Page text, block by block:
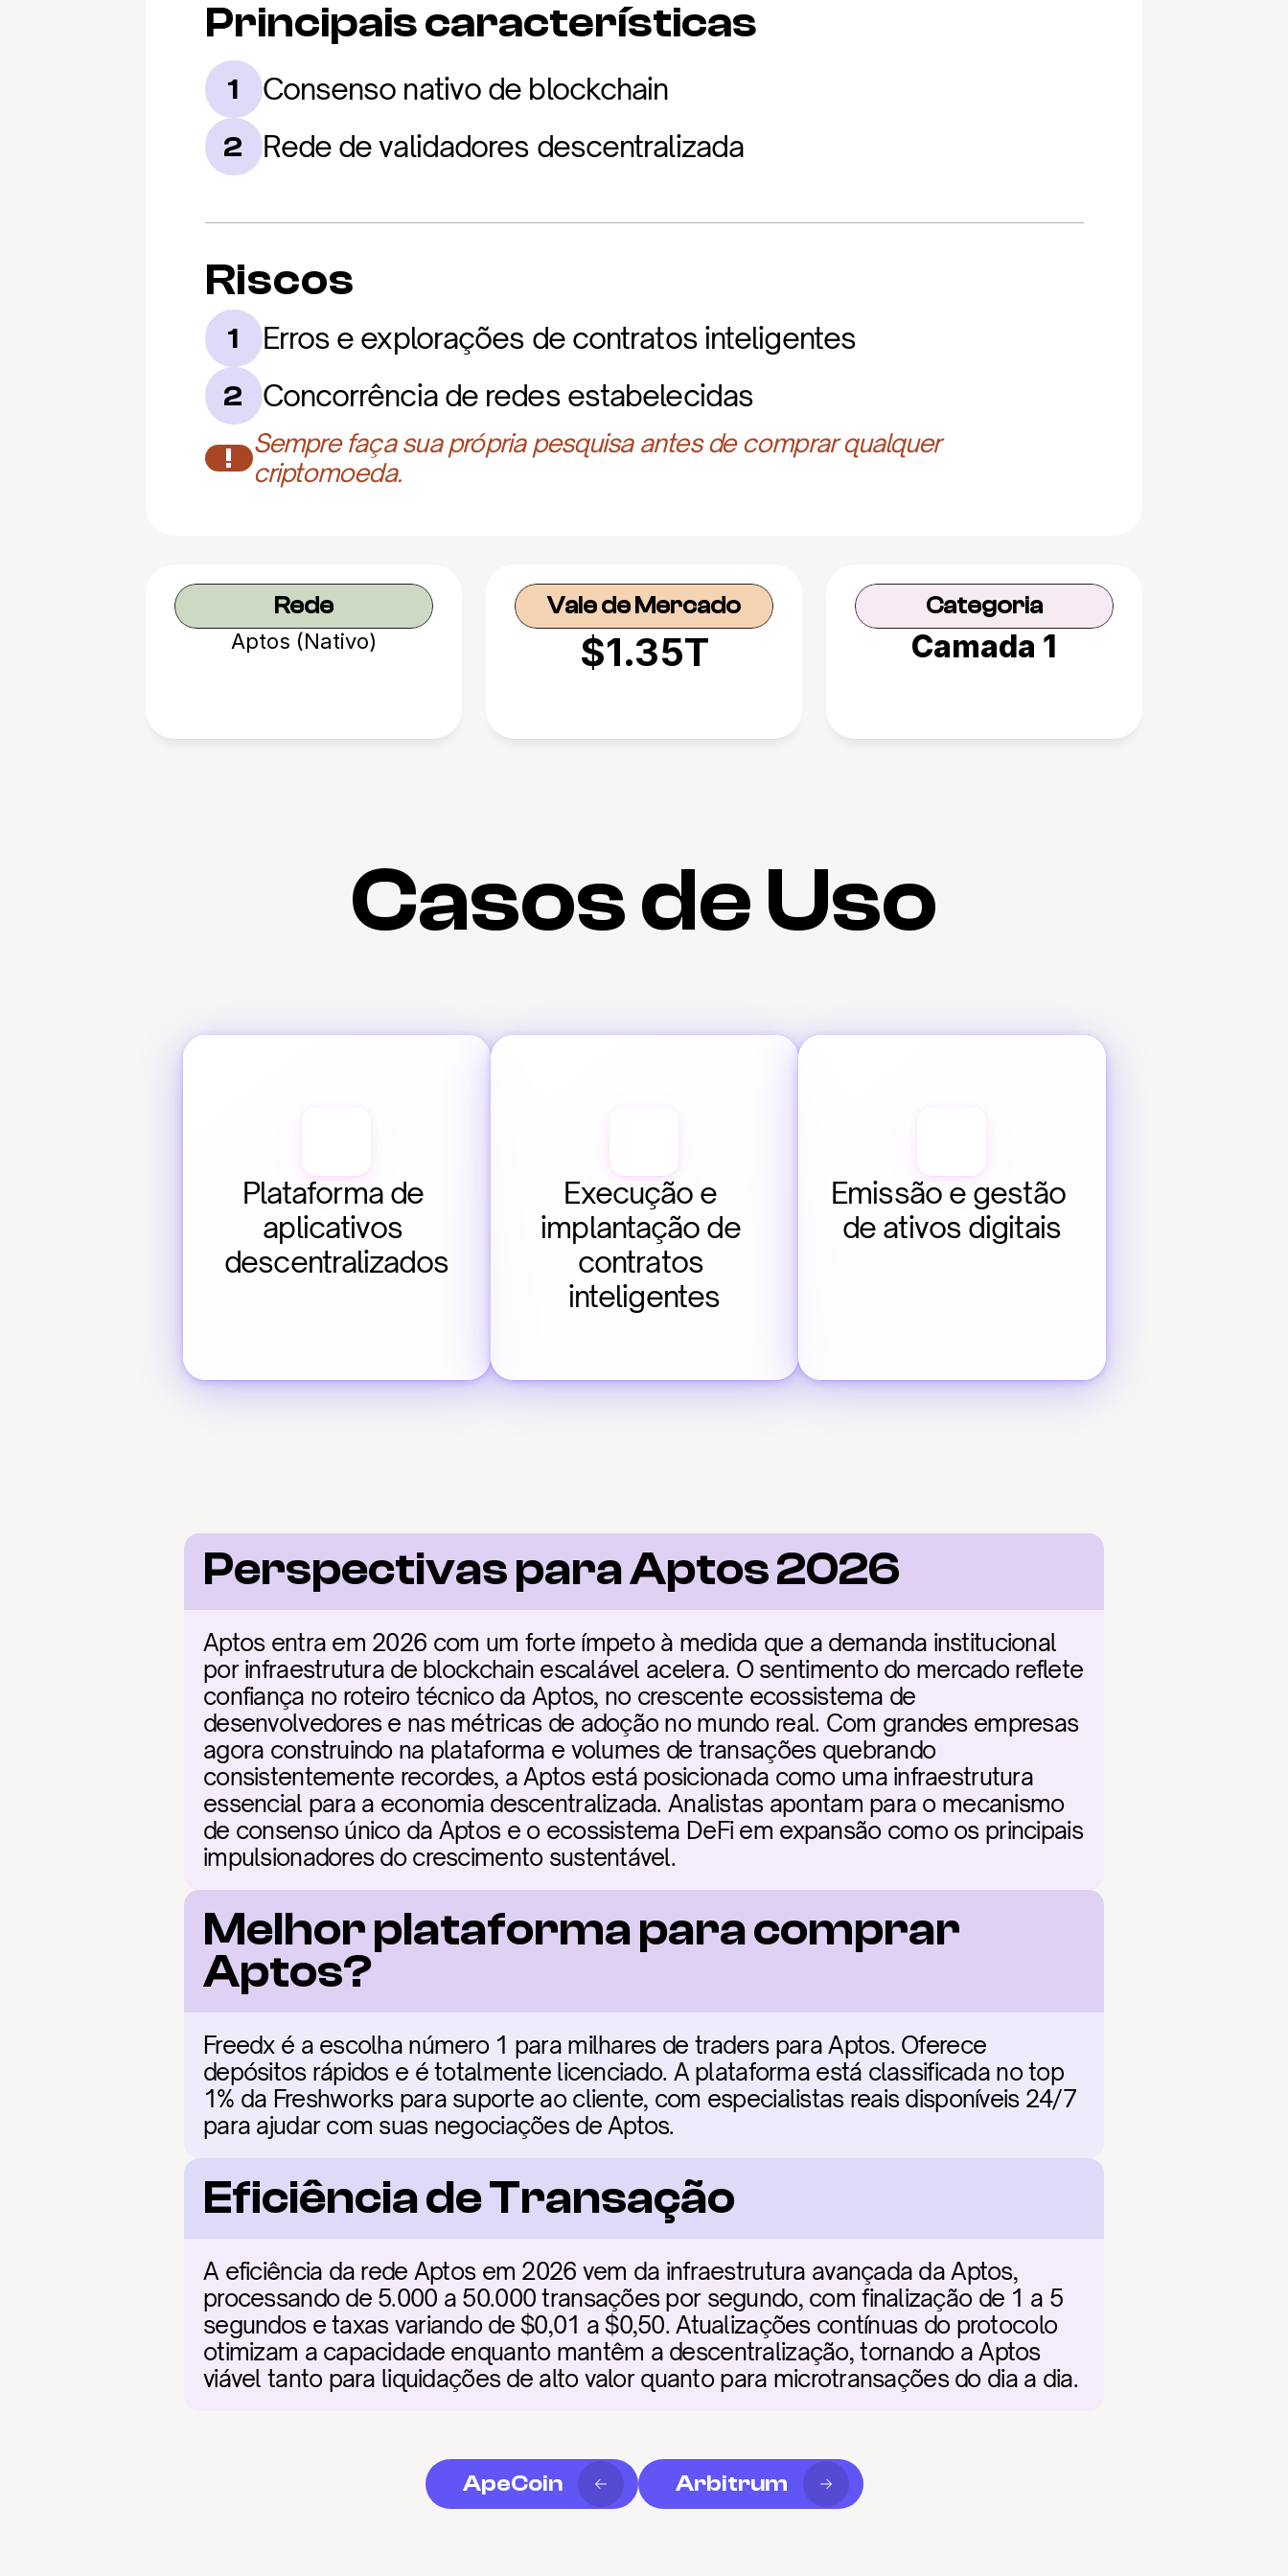
Principais características
1 Consenso nativo de blockchain
2 Rede de validadores descentralizada
Riscos
1 Erros e explorações de contratos inteligentes
2 Concorrência de redes estabelecidas
!
Sempre faça sua própria pesquisa antes de comprar qualquer
criptomoeda.
Rede
Aptos (Nativo)
Vale de Mercado
$1.35T
Categoria
Camada 1
Casos de Uso
Plataforma de
aplicativos
descentralizados
Execução e
implantação de
contratos
inteligentes
Emissão e gestão
de ativos digitais
Perspectivas para Aptos 2026
Aptos entra em 2026 com um forte ímpeto à medida que a demanda institucional
por infraestrutura de blockchain escalável acelera. O sentimento do mercado reflete
confiança no roteiro técnico da Aptos, no crescente ecossistema de
desenvolvedores e nas métricas de adoção no mundo real. Com grandes empresas
agora construindo na plataforma e volumes de transações quebrando
consistentemente recordes, a Aptos está posicionada como uma infraestrutura
essencial para a economia descentralizada. Analistas apontam para o mecanismo
de consenso único da Aptos e o ecossistema DeFi em expansão como os principais
impulsionadores do crescimento sustentável.
Melhor plataforma para comprar
Aptos?
Freedx é a escolha número 1 para milhares de traders para Aptos. Oferece
depósitos rápidos e é totalmente licenciado. A plataforma está classificada no top
1% da Freshworks para suporte ao cliente, com especialistas reais disponíveis 24/7
para ajudar com suas negociações de Aptos.
Eficiência de Transação
A eficiência da rede Aptos em 2026 vem da infraestrutura avançada da Aptos,
processando de 5.000 a 50.000 transações por segundo, com finalização de 1 a 5
segundos e taxas variando de $0,01 a $0,50. Atualizações contínuas do protocolo
otimizam a capacidade enquanto mantêm a descentralização, tornando a Aptos
viável tanto para liquidações de alto valor quanto para microtransações do dia a dia.
ApeCoin Arbitrum